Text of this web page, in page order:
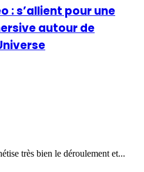
: s’allient pour une
autour de
très bien le déroulement et...